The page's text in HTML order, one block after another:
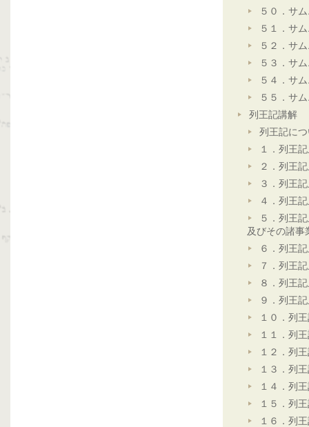
５０．サ
５１．サ
５２．サ
５３．サ
５４．サ
５５．サ
列王記講解
列王記に
１．列王
２．列王
３．列王
４．列王
５．列王
及びその諸事
６．列王
７．列王
８．列王
９．列王
１０．列
１１．列
１２．列
１３．列
１４．列
１５．列
１６．列